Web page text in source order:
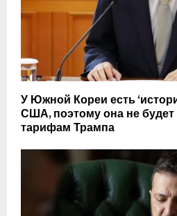
У Южной Кореи есть
США, поэтому она не будет
тарифам Трампа